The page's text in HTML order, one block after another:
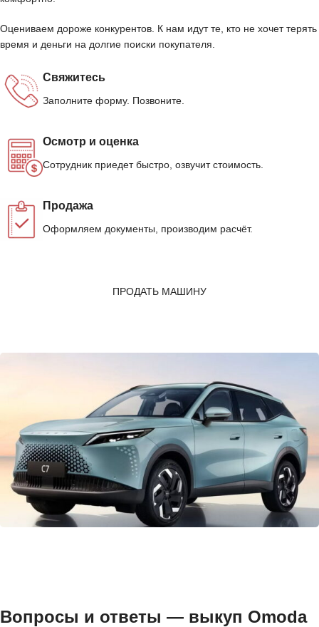
Оцениваем дороже конкурентов. К нам идут те, кто не хочет терять
время и деньги на долгие поиски покупателя.
Свяжитесь
Заполните форму. Позвоните.
Осмотр и оценка
Сотрудник приедет быстро, озвучит стоимость.
Продажа
Оформляем документы, производим расчёт.
ПРОДАТЬ МАШИНУ
Вопросы и ответы — выкуп Omoda